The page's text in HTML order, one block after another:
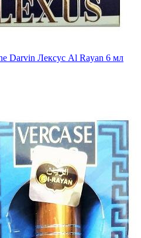
Darvin Лексус Al Rayan 6 мл